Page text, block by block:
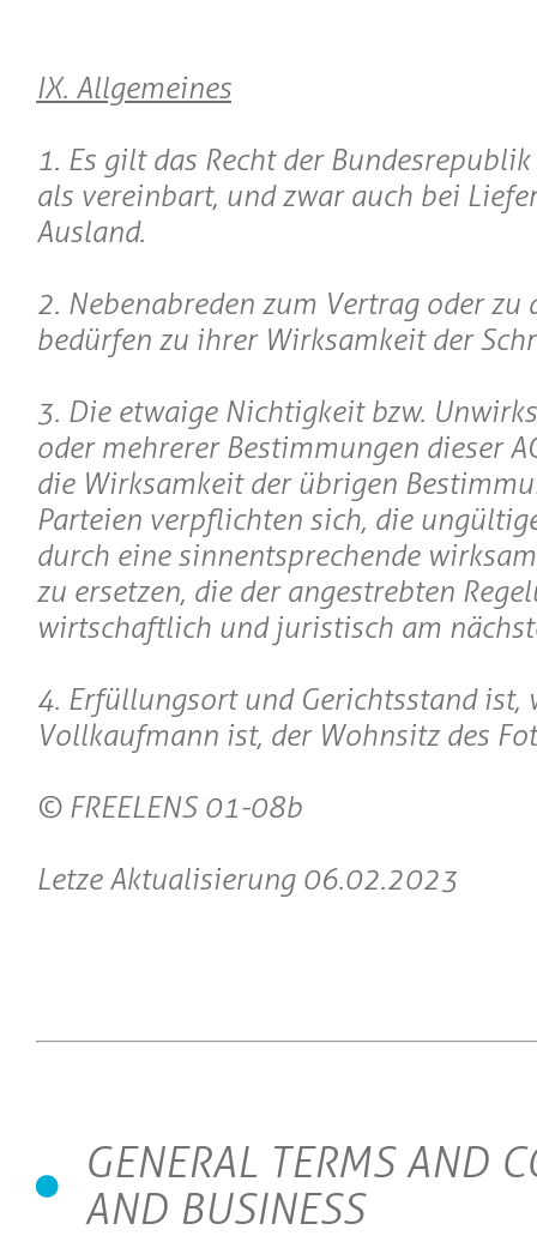
IX. Allgemeines
1. Es gilt das Recht der
als vereinbart, und zwar auch bei
Ausland.
2. Nebenabreden zum Vertrag oder zu
bedürfen zu ihrer Wirksamkeit der
3. Die etwaige Nichtigkeit bzw.
oder mehrerer Bestimmungen dieser
die Wirksamkeit der übrigen
Parteien verpflichten sich, die
durch eine sinnentsprechende
zu ersetzen, die der angestrebten
wirtschaftlich und juristisch am
4. Erfüllungsort und Gerichtsstand ist,
Vollkaufmann ist, der Wohnsitz des
© FREELENS 01-08b
Letze Aktualisierung 06.02.2023
GENERAL TERMS AND
AND BUSINESS